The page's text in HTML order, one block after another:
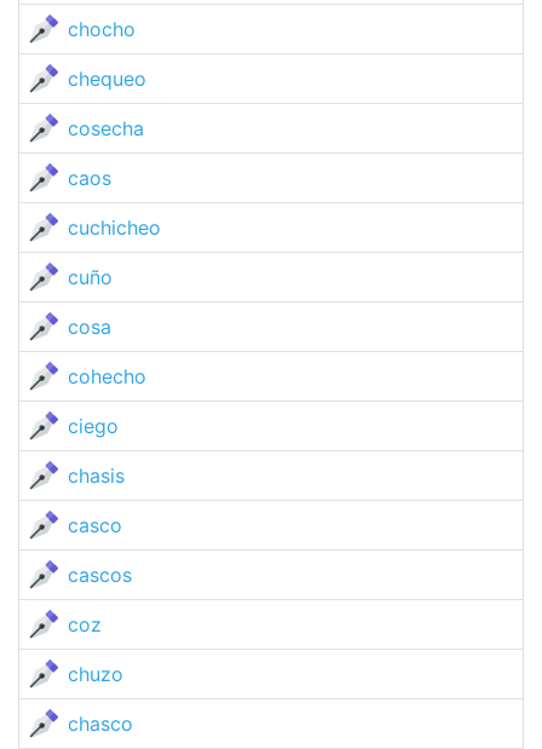
chocho
chequeo
cosecha
caos
cuchicheo
cuño
cosa
cohecho
ciego
chasis
casco
cascos
coz
chuzo
chasco